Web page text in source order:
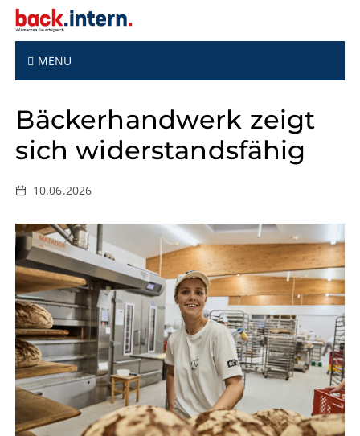
MENU
Bäckerhandwerk zeigt
sich widerstandsfähig
10.06.2026